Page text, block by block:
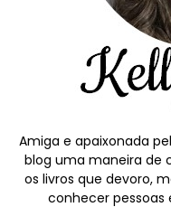
Amiga e apaixonada
blog uma maneira de
os livros que devoro,
conhecer pessoas